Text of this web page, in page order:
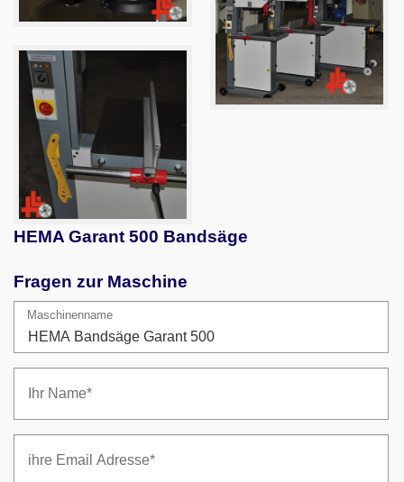
HEMA Garant 500 Bandsäge
Fragen zur Maschine
Maschinenname